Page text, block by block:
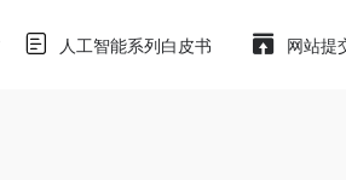
人工智能系列白皮书 网站提